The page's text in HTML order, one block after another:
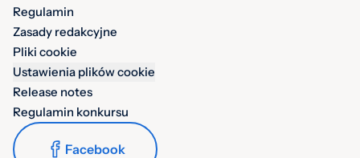
Regulamin
Zasady redakcyjne
Pliki cookie
Ustawienia plików cookie
Release notes
Regulamin konkursu
Facebook